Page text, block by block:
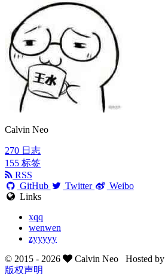
Calvin Neo
270 日志
155 标签
RSS
GitHub
Twitter
Weibo
Links
xqq
wenwen
zyyyyy
© 2015 - 2026 Calvin Neo Hosted by
版权声明